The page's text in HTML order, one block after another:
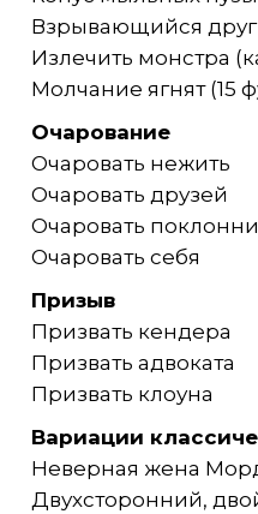
Взрывающийся друг
Излечить монстра
Молчание ягнят (15
Очарование
Очаровать нежить
Очаровать друзей
Очаровать
Очаровать себя
Призыв
Призвать кендера
Призвать адвоката
Призвать клоуна
Вариации
Неверная жена
Двухсторонний,